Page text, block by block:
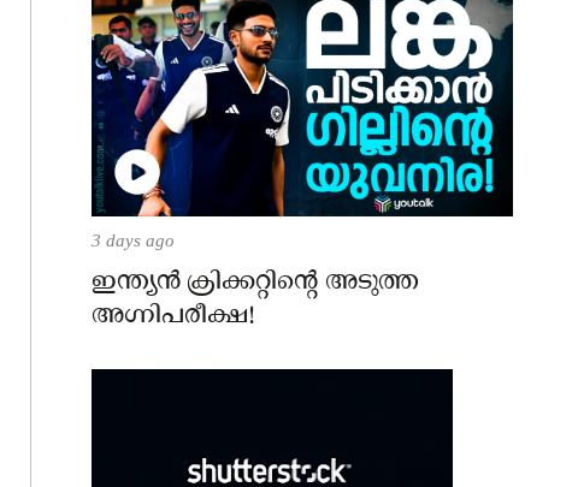
3 days ago
ഇന്ത്യന്‍ ക്രിക്കറ്റിന്റെ അടുത്ത
അഗ്നിപരീക്ഷ!